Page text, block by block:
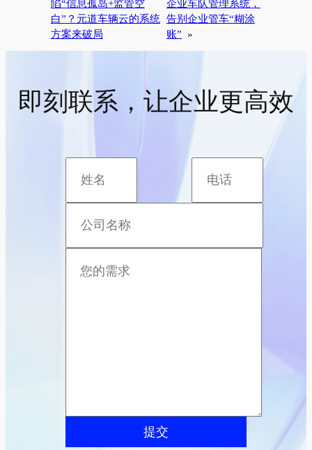
陷“信息孤岛+监管空
白”？元道车辆云的系统
方案来破局
企业车队管理系统，
告别企业管车“糊涂
账” »
即刻联系，让企业更高效
提交